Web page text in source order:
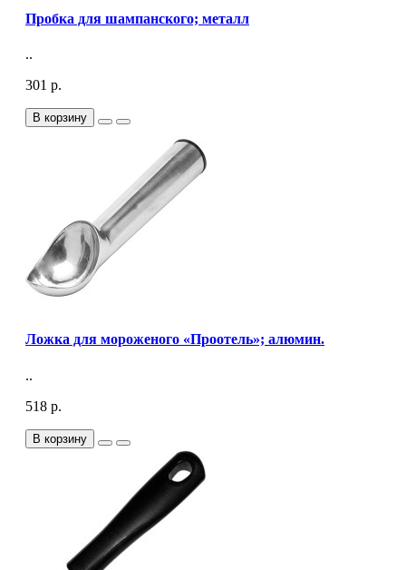
Пробка для шампанского; металл
..
301 р.
В корзину
Ложка для мороженого «Проотель»; алюмин.
..
518 р.
В корзину